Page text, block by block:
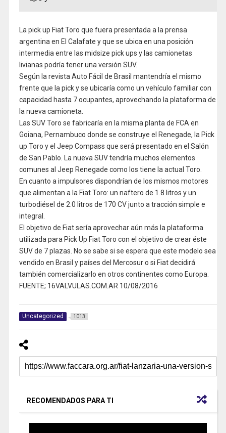
La pick up Fiat Toro que fuera presentada a la prensa
argentina en El Calafate y que se ubica en una posición
intermedia entre las midsize pick ups y las camionetas
livianas podría tener una versión SUV.
Según la revista Auto Fácil de Brasil mantendría el mismo
frente que la pick y se ubicaría como un vehículo familiar con
capacidad hasta 7 ocupantes, aprovechando la plataforma de
la nueva camioneta.
Las SUV Toro se fabricaría en la misma planta de FCA en
Goiana, Pernambuco donde se construye el Renegade, la Pick
up Toro y el Jeep Compass que será presentado en el Salón
de San Pablo. La nueva SUV tendría muchos elementos
comunes al Jeep Renegade como los tiene la actual Toro.
En cuanto a impulsores dispondrían de los mismos motores
que alimentan a la Fiat Toro: un naftero de 1.8 litros y un
turbodiésel de 2.0 litros de 170 CV junto a tracción simple e
integral.
El objetivo de Fiat sería aprovechar aún más la plataforma
utilizada para Pick Up Fiat Toro con el objetivo de crear éste
SUV de 7 plazas. No se sabe si se espera que este modelo sea
vendido en Brasil y países del Mercosur o si Fiat decidirá
también comercializarlo en otros continentes como Europa.
FUENTE; 16VALVULAS.COM.AR 10/08/2016
Uncategorized 1013
RECOMENDADOS PARA TI